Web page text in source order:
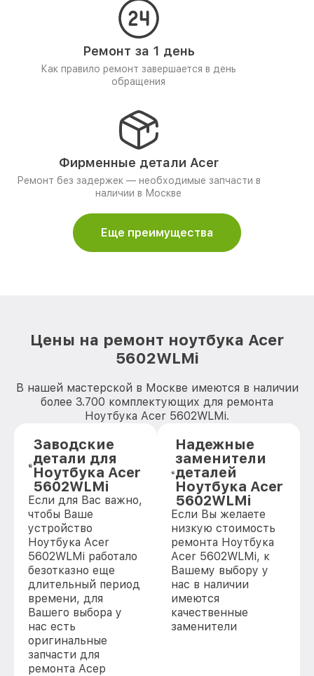
Ремонт за 1 день
Как правило ремонт завершается в день
обращения
Фирменные детали Acer
Ремонт без задержек — необходимые запчасти в
наличии в Москве
Еще преимущества
Цены на ремонт ноутбука Acer
5602WLMi
В нашей мастерской в Москве имеются в наличии
более 3.700 комплектующих для ремонта
Ноутбука Acer 5602WLMi.
Заводские
детали для
Ноутбука Acer
5602WLMi
Если для Вас важно,
чтобы Ваше
устройство
Ноутбука Acer
5602WLMi работало
безотказно еще
длительный период
времени, для
Вашего выбора у
нас есть
оригинальные
запчасти для
ремонта Асер
Надежные
заменители
деталей
Ноутбука Acer
5602WLMi
Если Вы желаете
низкую стоимость
ремонта Ноутбука
Acer 5602WLMi, к
Вашему выбору у
нас в наличии
имеются
качественные
заменители